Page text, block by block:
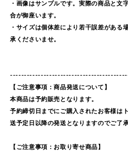
・画像はサンプルです。実際の商品と文
合が御座います。
・サイズは個体差により若干誤差がある
承くださいませ。
【ご注意事項：商品発送について】
本商品は予約販売となります。
予約締切日までにご購入されたお客様は
送予定日以降の発送となりますのでご了
【ご注意事項：お取り寄せ商品】